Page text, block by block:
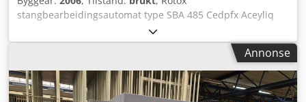
stangbearbeidingsautomat type SBA 485 Cedpfx Aceyliq
Annonse